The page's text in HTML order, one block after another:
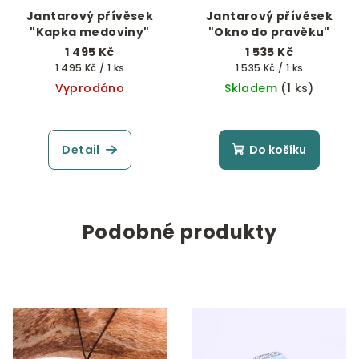
Jantarový přívěsek
"Kapka medoviny"
1 495 Kč
Měrná
cena:
1 495 Kč / 1 ks
Vyprodáno
Detail
Jantarový přívěsek
"Okno do pravěku"
1 535 Kč
Měrná
cena:
1 535 Kč / 1 ks
Skladem (1 ks)
Do košíku
Podobné produkty